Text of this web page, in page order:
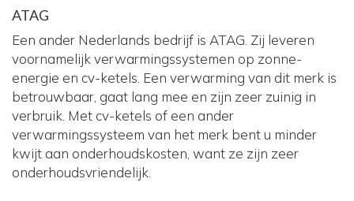
ATAG
Een ander Nederlands bedrijf is ATAG. Zij leveren
voornamelijk verwarmingssystemen op zonne-
energie en cv-ketels. Een verwarming van dit merk is
betrouwbaar, gaat lang mee en zijn zeer zuinig in
verbruik. Met cv-ketels of een ander
verwarmingssysteem van het merk bent u minder
kwijt aan onderhoudskosten, want ze zijn zeer
onderhoudsvriendelijk.